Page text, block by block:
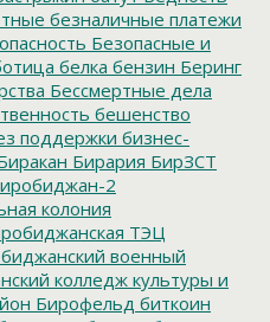
безналичные платежи
Безопасные и
белка бензин Беринг
Бессмертные дела
бешенство
поддержки бизнес-
Бирария БирЗСТ
2
колония
ТЭЦ
военный
колледж культуры и
Бирофельд биткоин